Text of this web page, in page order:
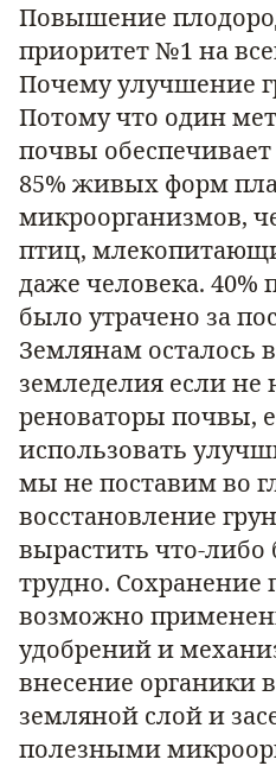
Повышение
приоритет №1 на
Почему улучшение
Потому что один
почвы
85% живых форм
микроорганизмов,
птиц,
даже человека. 40%
было утрачено за
Землянам осталось
земледелия если не
реноваторы почвы,
использовать
мы не поставим во
восстановление
вырастить что-
трудно. Сохранение
возможно
удобрений и
внесение органики
земляной слой и
полезными